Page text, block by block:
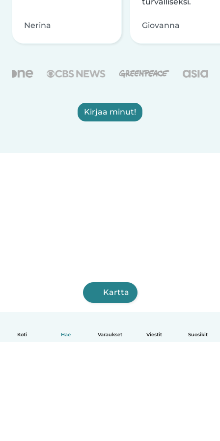
Koti Hae Varaukset Viestit Suosikit
Nerina Giovanna
Kirjaa minut!
Kartta